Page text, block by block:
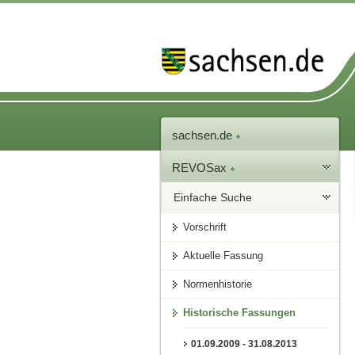
sachsen.de
REVOSax
Einfache Suche
Vorschrift
Aktuelle Fassung
Normenhistorie
Historische Fassungen
01.09.2009 - 31.08.2013